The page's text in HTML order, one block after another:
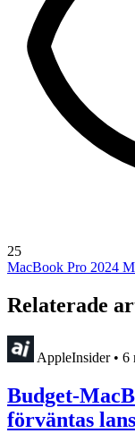
25
MacBook Pro 2024
Relaterade
AppleInsider • 6
Budget-
förväntas